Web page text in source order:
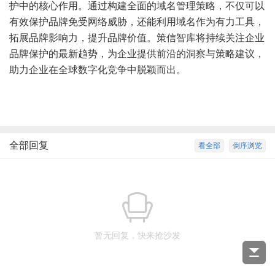
护中的核心作用。通过构建全面的域名管理策略，不仅可以
有效保护品牌免受网络威胁，还能利用域名作为有力工具，
拓展品牌影响力，提升品牌价值。策信智库将持续关注企业
品牌保护的最新趋势，为企业提供前沿的洞察与策略建议，
助力企业在全球数字化竞争中脱颖而出。
倒序浏览
看全部
全部回复
暂无回复，快来抢沙发